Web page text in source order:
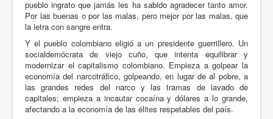
pueblo ingrato que jamás les ha sabido agradecer tanto amor.
Por las buenas o por las malas, pero mejor por las malas, que
la letra con sangre entra.
Y el pueblo colombiano eligió a un presidente guerrillero. Un
socialdemócrata de viejo cuño, que intenta equilibrar y
modernizar el capitalismo colombiano. Empieza a golpear la
economía del narcotráfico, golpeando, en lugar de al pobre, a
las grandes redes del narco y las tramas de lavado de
capitales; empieza a incautar cocaína y dólares a lo grande,
afectando a la economía de las élites respetables del país.